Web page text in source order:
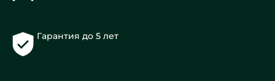
Гарантия до 5 лет